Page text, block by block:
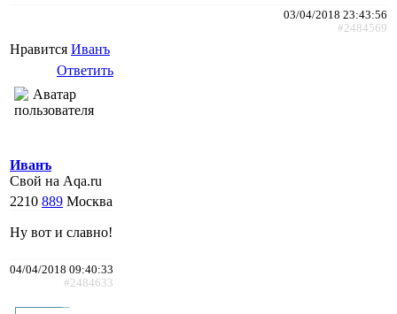
03/04/2018 23:43:56
#2484569
Нравится Иванъ
Ответить
Иванъ
Свой на Aqa.ru
2210 889 Москва
Ну вот и славно!
04/04/2018 09:40:33
#2484633